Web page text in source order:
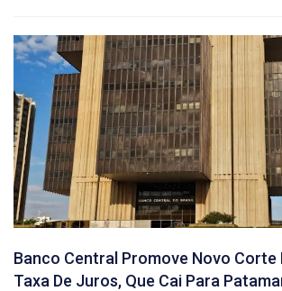
Banco Central Promove Novo Corte
Taxa De Juros, Que Cai Para